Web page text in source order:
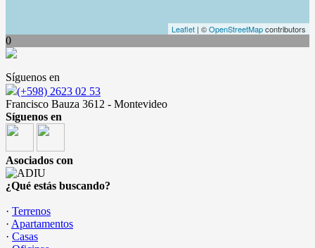
Leaflet | ©OpenStreetMapcontributors
0
Síguenos en
(+598) 2623 02 53
Francisco Bauza 3612 - Montevideo
Síguenos en
Asociados con
¿Qué estás buscando?
· Terrenos
· Apartamentos
· Casas